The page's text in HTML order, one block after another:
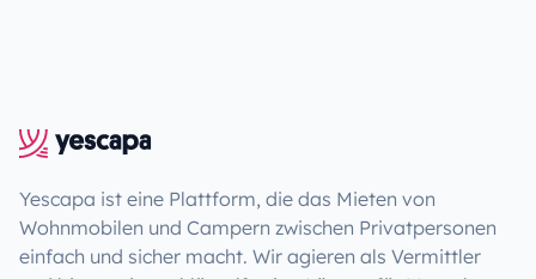
Yescapa ist eine Plattform, die das Mieten von
Wohnmobilen und Campern zwischen Privatpersonen
einfach und sicher macht. Wir agieren als Vermittler